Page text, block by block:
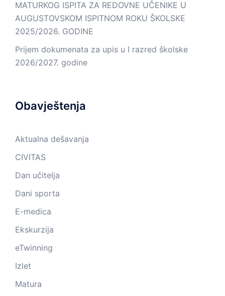
MATURKOG ISPITA ZA REDOVNE UČENIKE U
AUGUSTOVSKOM ISPITNOM ROKU ŠKOLSKE
2025/2026. GODINE
Prijem dokumenata za upis u I razred školske
2026/2027. godine
Obavještenja
Aktualna dešavanja
CIVITAS
Dan učitelja
Dani sporta
E-medica
Ekskurzija
eTwinning
Izlet
Matura